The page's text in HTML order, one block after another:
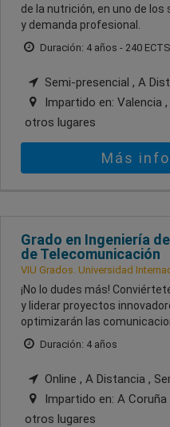
de la nutrición, en uno de
y demanda profesional.
Duración: 4 años - 240 ECTS
Semi-presencial , A
Impartido en: Valencia
otros lugares
Más
Grado en Ingeniería
de Telecomunicación
VIU Grados. Universidad
¡No lo dudes más!
y liderar proyectos
optimizarán las
Duración: 4 años
Online , A Distancia ,
Impartido en: A Coruña
otros lugares